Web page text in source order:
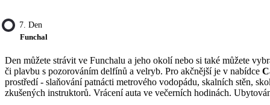
7. Den
Funchal
Den můžete strávit ve Funchalu a jeho okolí nebo si také můžete
či plavbu s pozorováním delfínů a velryb. Pro akčnější je v nabídce
prostředí - slaňování patnácti metrového vodopádu, skalních stěn,
zkušených instruktorů. Vrácení auta ve večerních hodinách.